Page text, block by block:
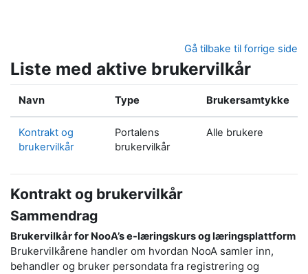
Gå tilbake til forrige side
Liste med aktive brukervilkår
Navn Type Brukersamtykke
Kontrakt og
brukervilkår
Portalens
brukervilkår
Alle brukere
Kontrakt og brukervilkår
Sammendrag
Brukervilkår for NooA’s e-læringskurs og læringsplattform
Brukervilkårene handler om hvordan NooA samler inn,
behandler og bruker persondata fra registrering og